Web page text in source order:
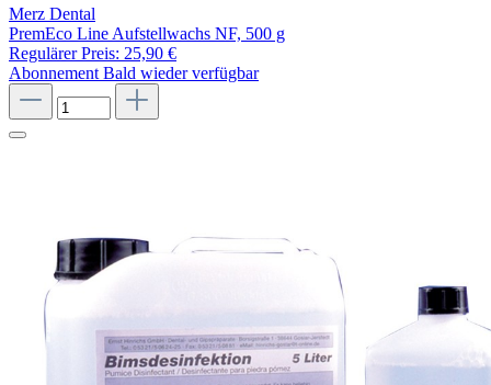
Merz Dental
PremEco Line Aufstellwachs NF, 500 g
Regulärer Preis: 25,90 €
Abonnement Bald wieder verfügbar